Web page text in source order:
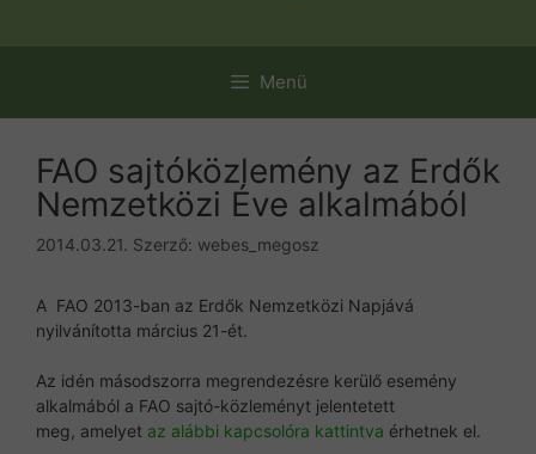
Menü
FAO sajtóközlemény az Erdők
Nemzetközi Éve alkalmából
2014.03.21. Szerző: webes_megosz
A FAO 2013-ban az Erdők Nemzetközi Napjává
nyilvánította március 21-ét.
Az idén másodszorra megrendezésre kerülő esemény
alkalmából a FAO sajtó-közleményt jelentetett
meg, amelyet az alábbi kapcsolóra kattintva érhetnek el.